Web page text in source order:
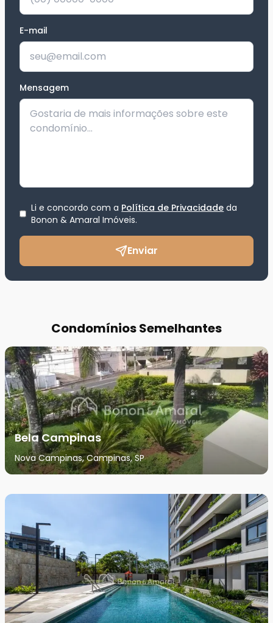
E-mail
Mensagem
Li e concordo com a Política de Privacidade da
Bonon & Amaral Imóveis.
Enviar
Condomínios Semelhantes
Bela Campinas
Nova Campinas, Campinas, SP